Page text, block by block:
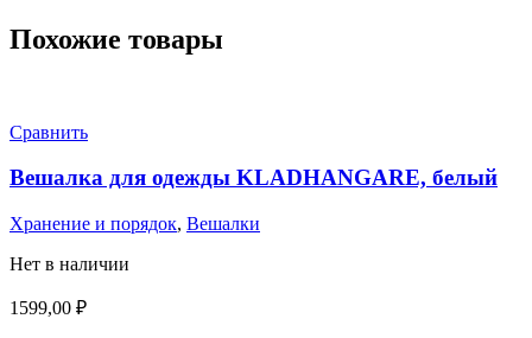
Похожие товары
Сравнить
Вешалка для одежды KLADHANGARE, белый
Хранение и порядок, Вешалки
Нет в наличии
1599,00 ₽